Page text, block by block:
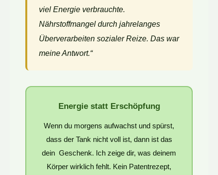
viel Energie verbrauchte.
Nährstoffmangel durch jahrelanges
Überverarbeiten sozialer Reize. Das war
meine Antwort.“
Energie statt Erschöpfung
Wenn du morgens aufwachst und spürst,
dass der Tank nicht voll ist, dann ist das
dein Geschenk. Ich zeige dir, was deinem
Körper wirklich fehlt. Kein Patentrezept,